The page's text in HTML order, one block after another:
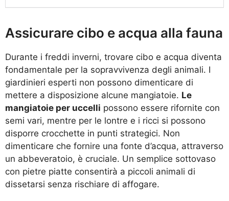
Assicurare cibo e acqua alla fauna
Durante i freddi inverni, trovare cibo e acqua diventa
fondamentale per la sopravvivenza degli animali. I
giardinieri esperti non possono dimenticare di
mettere a disposizione alcune mangiatoie. Le
mangiatoie per uccelli possono essere rifornite con
semi vari, mentre per le lontre e i ricci si possono
disporre crocchette in punti strategici. Non
dimenticare che fornire una fonte d’acqua, attraverso
un abbeveratoio, è cruciale. Un semplice sottovaso
con pietre piatte consentirà a piccoli animali di
dissetarsi senza rischiare di affogare.